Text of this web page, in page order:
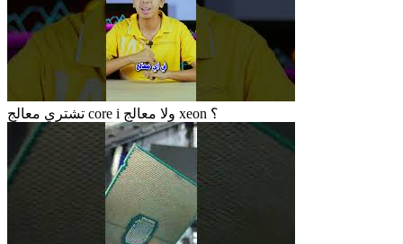
تشتري معالج core i ولا معالج xeon ؟